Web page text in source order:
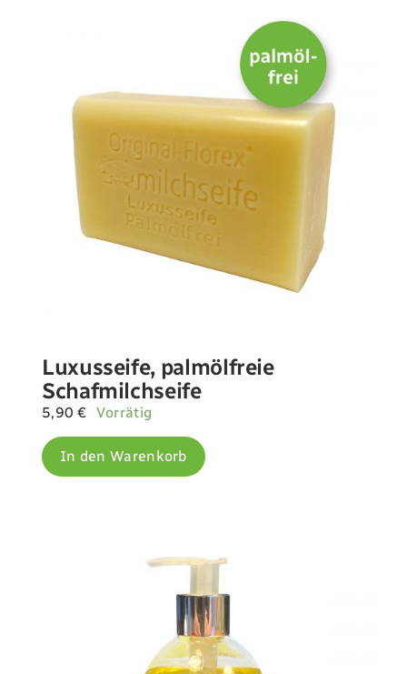
Luxusseife, palmölfreie
Schafmilchseife
5,90€ Vorrätig
In den Warenkorb